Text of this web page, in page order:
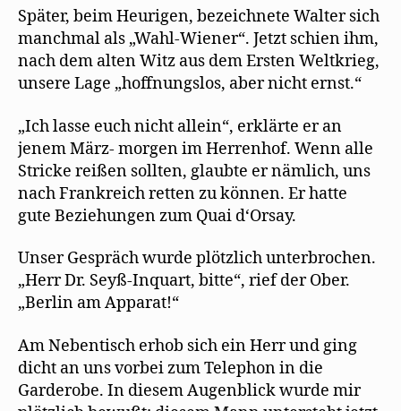
Später, beim Heurigen, bezeichnete Walter sich
manchmal als „Wahl-Wiener“. Jetzt schien ihm,
nach dem alten Witz aus dem Ersten Weltkrieg,
unsere Lage „hoffnungslos, aber nicht ernst.“
„Ich lasse euch nicht allein“, erklärte er an
jenem März- morgen im Herrenhof. Wenn alle
Stricke reißen sollten, glaubte er nämlich, uns
nach Frankreich retten zu können. Er hatte
gute Beziehungen zum Quai d‘Orsay.
Unser Gespräch wurde plötzlich unterbrochen.
„Herr Dr. Seyß-Inquart, bitte“, rief der Ober.
„Berlin am Apparat!“
Am Nebentisch erhob sich ein Herr und ging
dicht an uns vorbei zum Telephon in die
Garderobe. In diesem Augenblick wurde mir